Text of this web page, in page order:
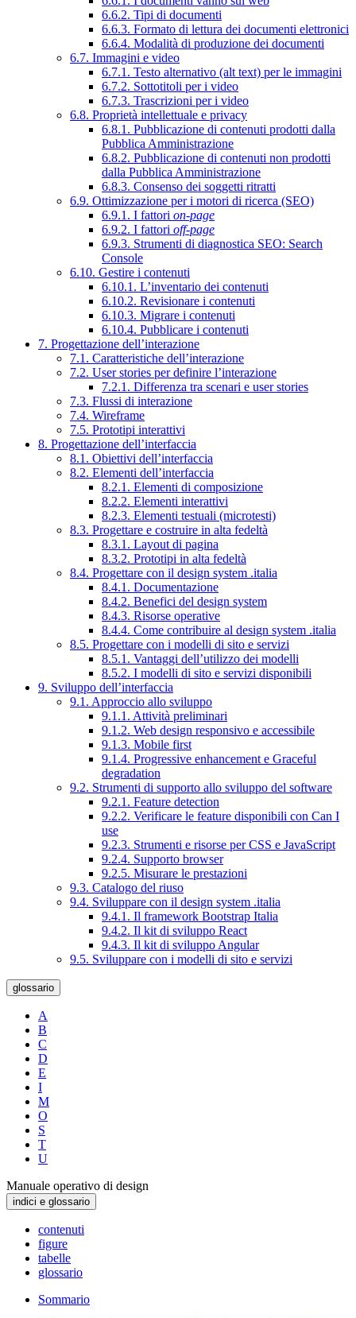
6.6.2. Tipi di documenti
6.6.3. Formato di lettura dei documenti elettronici
6.6.4. Modalità di produzione dei documenti
6.7. Immagini e video
6.7.1. Testo alternativo (alt text) per le immagini
6.7.2. Sottotitoli per i video
6.7.3. Trascrizioni per i video
6.8. Proprietà intellettuale e privacy
6.8.1. Pubblicazione di contenuti prodotti dalla
Pubblica Amministrazione
6.8.2. Pubblicazione di contenuti non prodotti
dalla Pubblica Amministrazione
6.8.3. Consenso dei soggetti ritratti
6.9. Ottimizzazione per i motori di ricerca (SEO)
6.9.1. I fattori on-page
6.9.2. I fattori off-page
6.9.3. Strumenti di diagnostica SEO: Search
Console
6.10. Gestire i contenuti
6.10.1. L’inventario dei contenuti
6.10.2. Revisionare i contenuti
6.10.3. Migrare i contenuti
6.10.4. Pubblicare i contenuti
7. Progettazione dell’interazione
7.1. Caratteristiche dell’interazione
7.2. User stories per definire l’interazione
7.2.1. Differenza tra scenari e user stories
7.3. Flussi di interazione
7.4. Wireframe
7.5. Prototipi interattivi
8. Progettazione dell’interfaccia
8.1. Obiettivi dell’interfaccia
8.2. Elementi dell’interfaccia
8.2.1. Elementi di composizione
8.2.2. Elementi interattivi
8.2.3. Elementi testuali (microtesti)
8.3. Progettare e costruire in alta fedeltà
8.3.1. Layout di pagina
8.3.2. Prototipi in alta fedeltà
8.4. Progettare con il design system .italia
8.4.1. Documentazione
8.4.2. Benefici del design system
8.4.3. Risorse operative
8.4.4. Come contribuire al design system .italia
8.5. Progettare con i modelli di sito e servizi
8.5.1. Vantaggi dell’utilizzo dei modelli
8.5.2. I modelli di sito e servizi disponibili
9. Sviluppo dell’interfaccia
9.1. Approccio allo sviluppo
9.1.1. Attività preliminari
9.1.2. Web design responsivo e accessibile
9.1.3. Mobile first
9.1.4. Progressive enhancement e Graceful
degradation
9.2. Strumenti di supporto allo sviluppo del software
9.2.1. Feature detection
9.2.2. Verificare le feature disponibili con Can I
use
9.2.3. Strumenti e risorse per CSS e JavaScript
9.2.4. Supporto browser
9.2.5. Misurare le prestazioni
9.3. Catalogo del riuso
9.4. Sviluppare con il design system .italia
9.4.1. Il framework Bootstrap Italia
9.4.2. Il kit di sviluppo React
9.4.3. Il kit di sviluppo Angular
9.5. Sviluppare con i modelli di sito e servizi
glossario
A
B
C
D
E
I
M
O
S
T
U
Manuale operativo di design
indici e glossario
contenuti
figure
tabelle
glossario
Sommario